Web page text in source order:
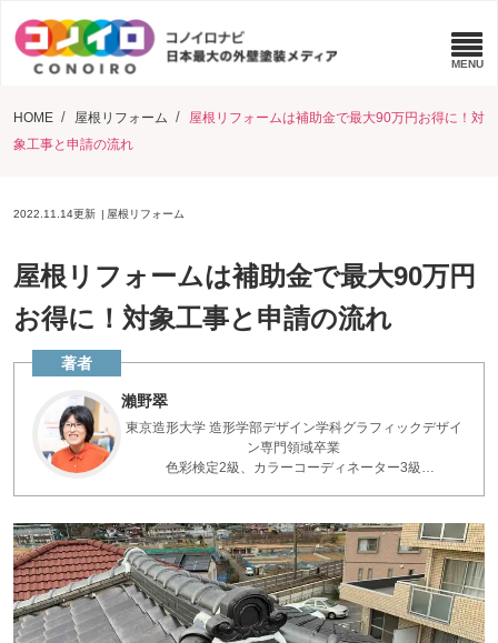
HOME 屋根リフォーム
屋根リフォームは補助金で最大90万円お得に！対
象工事と申請の流れ
2022.11.14更新 屋根リフォーム
屋根リフォームは補助金で最大90万円
お得に！対象工事と申請の流れ
瀨野翠
東京造形大学 造形学部デザイン学科グラフィックデザイ
ン専門領域卒業
色彩検定2級、カラーコーディネーター3級